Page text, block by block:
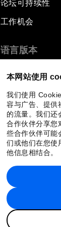
本网站使用
我们使用
容与广告、提供
的流量。我们还
合作伙伴分享您
些合作伙伴可能
们或他们在您使
他信息相结合。
论坛可持续性
工作机会
语言版本